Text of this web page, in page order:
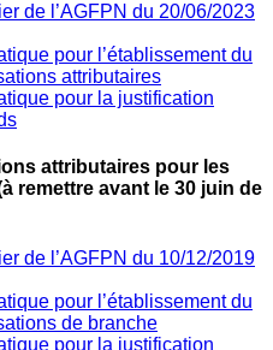
de l’AGFPN du 20/06/2023
pour l’établissement du
attributaires
pour la justification
attributaires pour les
remettre avant le 30 juin de
de l’AGFPN du 10/12/2019
pour l’établissement du
de branche
pour la justification